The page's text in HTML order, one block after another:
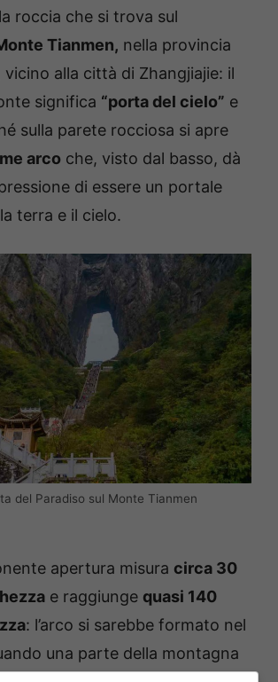
roccia che si trova sul
Tianmen, nella provincia
vicino alla città di Zhangjiajie: il
significa “porta del cielo” e
sulla parete rocciosa si apre
arco che, visto dal basso, dà
di essere un portale
terra e il cielo.
del Paradiso sul Monte Tianmen
apertura misura circa 30
e raggiunge quasi 140
: l’arco si sarebbe formato nel
una parte della montagna